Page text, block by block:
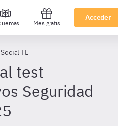
Mes gratis
Acceder
TL
test
Seguridad